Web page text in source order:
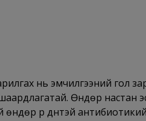
нь эмчилгээний гол
Өндөр настан
өндөр үр дүнтэй